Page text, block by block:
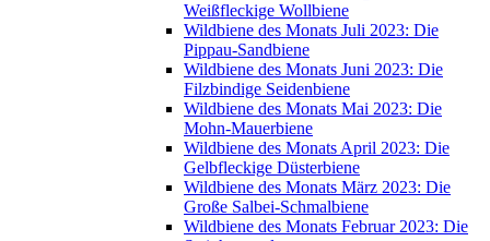
Weißfleckige Wollbiene
Wildbiene des Monats Juli 2023: Die
Pippau-Sandbiene
Wildbiene des Monats Juni 2023: Die
Filzbindige Seidenbiene
Wildbiene des Monats Mai 2023: Die
Mohn-Mauerbiene
Wildbiene des Monats April 2023: Die
Gelbfleckige Düsterbiene
Wildbiene des Monats März 2023: Die
Große Salbei-Schmalbiene
Wildbiene des Monats Februar 2023: Die